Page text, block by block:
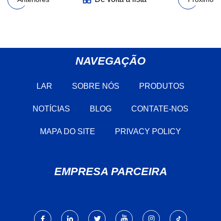
NAVEGAÇÃO
LAR SOBRE NÓS PRODUTOS
NOTÍCIAS BLOG CONTATE-NOS
MAPA DO SITE PRIVACY POLICY
EMPRESA PARCEIRA